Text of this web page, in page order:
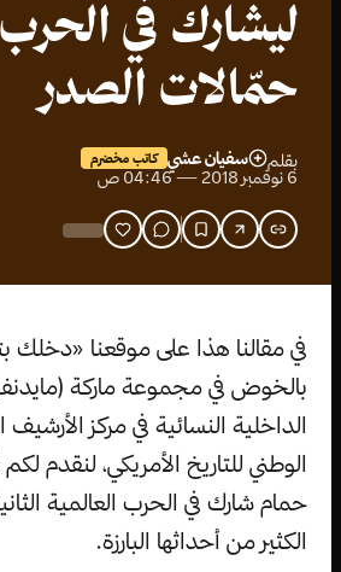
ليشارك في
حمّالات الصدر
بقلم سفيان عشي كاتب مخضرم
6 نوفمبر 2018 — 04:46 ص
في مقالنا هذا على موقعنا «دخلك
بالخوض في مجموعة ماركة
الداخلية النسائية في مركز
الوطني للتاريخ الأمريكي، لنقدم
حمام شارك في الحرب العالمية
الكثير من أحداثها البارزة.